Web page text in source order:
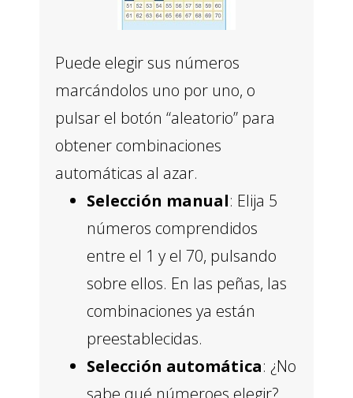
Puede elegir sus números
marcándolos uno por uno, o
pulsar el botón “aleatorio” para
obtener combinaciones
automáticas al azar.
Selección manual: Elija 5
números comprendidos
entre el 1 y el 70, pulsando
sobre ellos. En las peñas, las
combinaciones ya están
preestablecidas.
Selección automática: ¿No
sabe qué númeroes elegir?